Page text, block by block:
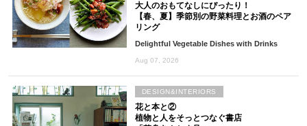
大人のおもてなしにぴったり！
【春、夏】季節別の野菜料理とお酒のペア
リング
Delightful Vegetable Dishes with Drinks
Aug 07, 2026
花と本と②
植物と人をそっとつなぐ書店
DESIGN&INTERIORS